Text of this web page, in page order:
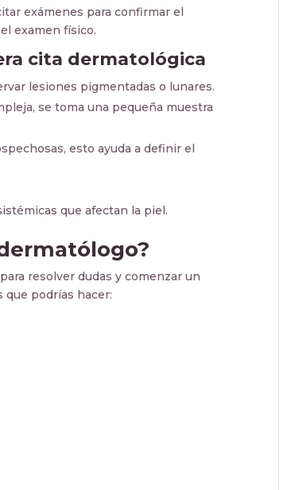
exámenes para confirmar el
examen físico.
cita dermatológica
lesiones pigmentadas o lunares.
se toma una pequeña muestra
esto ayuda a definir el
que afectan la piel.
resolver dudas y comenzar un
podrías hacer: